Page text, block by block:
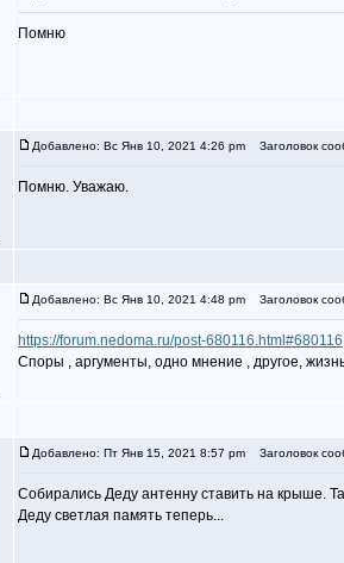
Помню
Добавлено: Вс Янв 10, 2021 4:26 pm Заголовок
Помню. Уважаю.
Добавлено: Вс Янв 10, 2021 4:48 pm Заголовок
https://forum.nedoma.ru/post-680116.html#680116
Споры , аргументы, одно мнение , другое,
Добавлено: Пт Янв 15, 2021 8:57 pm Заголовок
Собирались Деду антенну ставить на крыше.
Деду светлая память теперь...